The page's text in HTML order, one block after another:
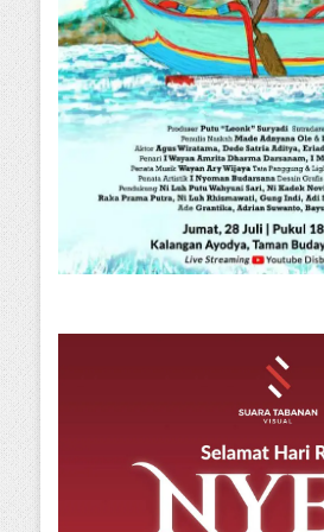
Denpasar
Senin, 09 Maret 2026
Prasta Terjun
Bersama SMSI
Ngurah Rai
Kamis, 18 September
2025